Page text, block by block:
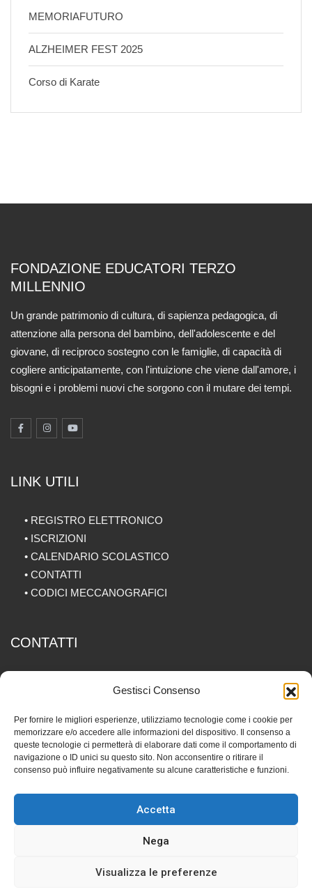
Gestisci Consenso
Per fornire le migliori esperienze, utilizziamo tecnologie come i cookie per
memorizzare e/o accedere alle informazioni del dispositivo. Il consenso a
queste tecnologie ci permetterà di elaborare dati come il comportamento di
navigazione o ID unici su questo sito. Non acconsentire o ritirare il
consenso può influire negativamente su alcune caratteristiche e funzioni.
Accetta
Nega
Visualizza le preferenze
MEMORIAFUTURO
ALZHEIMER FEST 2025
Corso di Karate
FONDAZIONE EDUCATORI TERZO
MILLENNIO
Un grande patrimonio di cultura, di sapienza pedagogica, di
attenzione alla persona del bambino, dell'adolescente e del
giovane, di reciproco sostegno con le famiglie, di capacità di
cogliere anticipatamente, con l'intuizione che viene dall'amore, i
bisogni e i problemi nuovi che sorgono con il mutare dei tempi.
LINK UTILI
• REGISTRO ELETTRONICO
• ISCRIZIONI
• CALENDARIO SCOLASTICO
• CONTATTI
• CODICI MECCANOGRAFICI
CONTATTI
info@fedtm.it
© Copyright FONDAZIONE EDUCATORI TERZO MILLENNIO.